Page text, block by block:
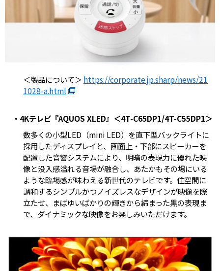
＜製品について＞ https://corporate.jp.sharp/news/21
1028-a.html
・4Kテレビ『AQUOS XLED』＜4T-C65DP1/4T-C55DP1＞
数多くの小型LED（mini LED）を直下型バックライトに
採用したディスプレイと、画面上・下部にスピーカーを
配置した音響システムにより、明暗の表現力に優れた映
像と没入感溢れる音場が融合し、あたかもその場にいる
ような臨場感が味わえる新世代のテレビです。住空間に
調和するシンプルかつノイズレスなデザインが映像を際
立たせ、まばゆいばかりの輝きから締まった黒の表現ま
で、ダイナミックな映像をお楽しみいただけます。